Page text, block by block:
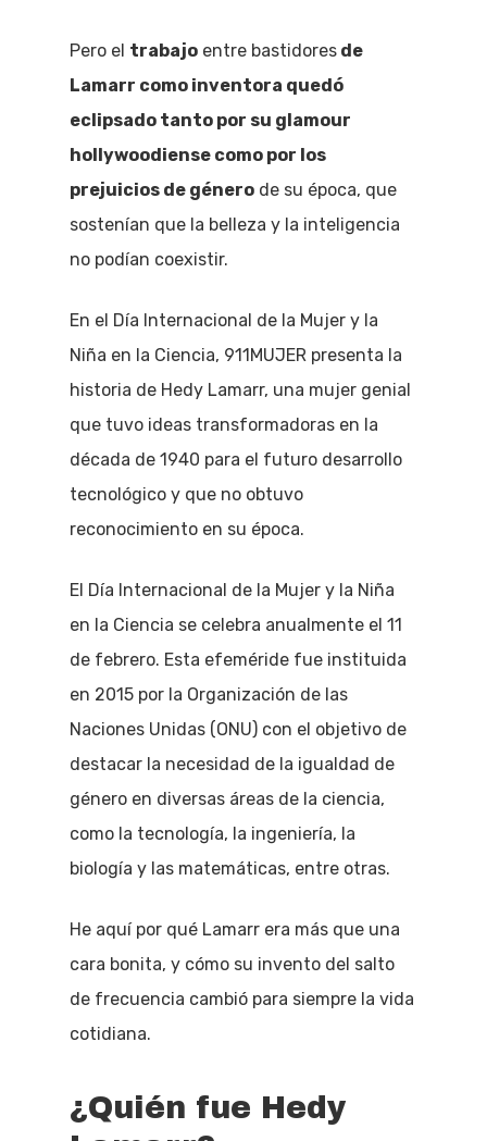
Pero el trabajo entre bastidores de
Lamarr como inventora quedó
eclipsado tanto por su glamour
hollywoodiense como por los
prejuicios de género de su época, que
sostenían que la belleza y la inteligencia
no podían coexistir.
En el Día Internacional de la Mujer y la
Niña en la Ciencia, 911MUJER presenta la
historia de Hedy Lamarr, una mujer genial
que tuvo ideas transformadoras en la
década de 1940 para el futuro desarrollo
tecnológico y que no obtuvo
reconocimiento en su época.
El Día Internacional de la Mujer y la Niña
en la Ciencia se celebra anualmente el 11
de febrero. Esta efeméride fue instituida
en 2015 por la Organización de las
Naciones Unidas (ONU) con el objetivo de
destacar la necesidad de la igualdad de
género en diversas áreas de la ciencia,
como la tecnología, la ingeniería, la
biología y las matemáticas, entre otras.
He aquí por qué Lamarr era más que una
cara bonita, y cómo su invento del salto
de frecuencia cambió para siempre la vida
cotidiana.
¿Quién fue Hedy